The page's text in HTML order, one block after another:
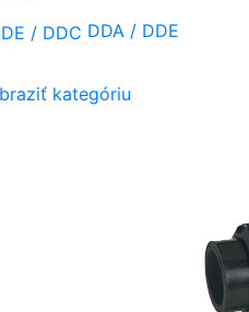
DDA / DDE
kategóriu